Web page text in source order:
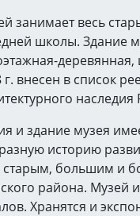
весь
школы. Здание
деревянная,
внесен в список
наследия
здание музея
историю
старым, большим и
района. Музей
Хранятся и